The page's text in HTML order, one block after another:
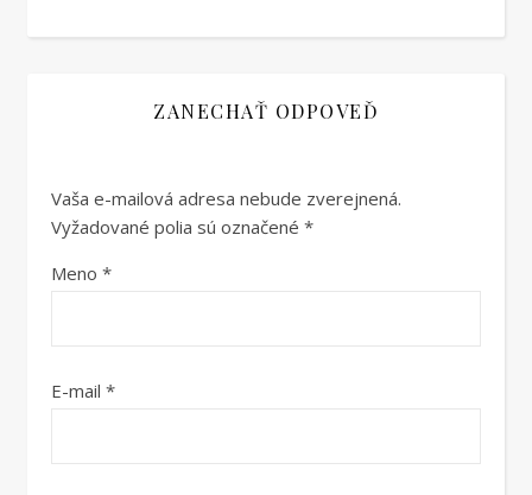
ZANECHAŤ ODPOVEĎ
Vaša e-mailová adresa nebude zverejnená.
Vyžadované polia sú označené *
Meno *
E-mail *